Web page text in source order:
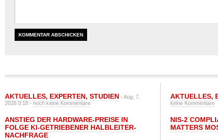
AKTUELLES, EXPERTEN, STUDIEN - Aug. 7,
2026 0:18 -noch keine Kommentare
ANSTIEG DER HARDWARE-PREISE IN
FOLGE KI-GETRIEBENER HALBLEITER-
NACHFRAGE
AKTUELLES,
keine Kommentare
NIS-2
MATTERS